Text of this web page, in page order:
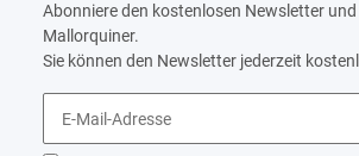
Abonniere den kostenlosen Newsletter
Mallorquiner.
Sie können den Newsletter jederzeit